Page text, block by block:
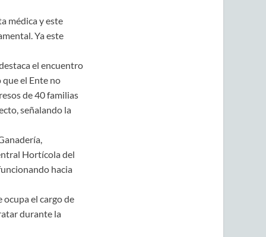
médica y este
Ya este
el encuentro
el Ente no
de 40 familias
señalando la
Hortícola del
hacia
el cargo de
durante la